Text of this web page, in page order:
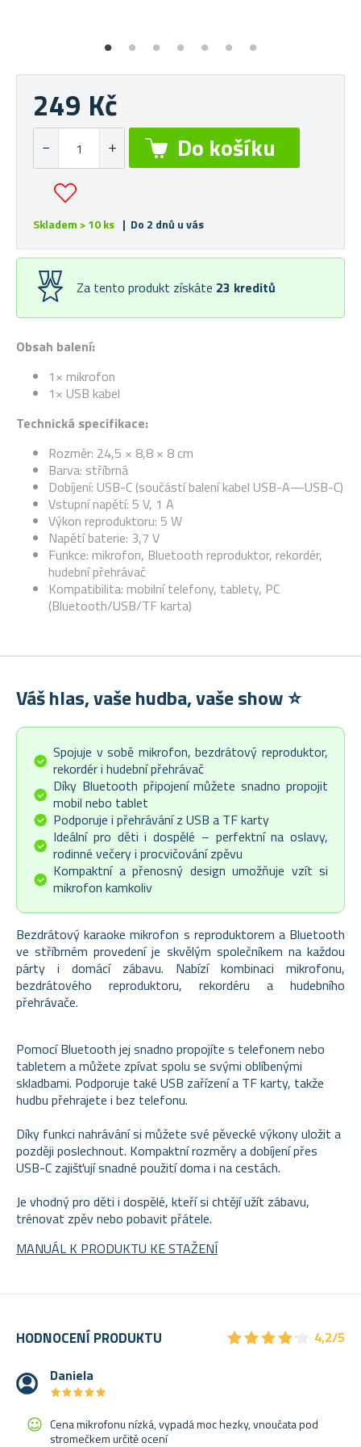
Obsah balení:
1× mikrofon
1× USB kabel
Technická specifikace:
Rozměr: 24,5 × 8,8 × 8 cm
Barva: stříbrná
Dobíjení: USB-C (součástí balení kabel USB-A—USB-C)
Vstupní napětí: 5 V, 1 A
Výkon reproduktoru: 5 W
Napětí baterie: 3,7 V
Funkce: mikrofon, Bluetooth reproduktor, rekordér,
hudební přehrávač
Kompatibilita: mobilní telefony, tablety, PC
(Bluetooth/USB/TF karta)
249 Kč
Skladem > 10 ks | Do 2 dnů u vás
Za tento produkt získáte 23 kreditů
Váš hlas, vaše hudba, vaše show ⭐
Spojuje v sobě mikrofon, bezdrátový reproduktor,
rekordér i hudební přehrávač
Díky Bluetooth připojení můžete snadno propojit
mobil nebo tablet
Podporuje i přehrávání z USB a TF karty
Ideální pro děti i dospělé – perfektní na oslavy,
rodinné večery i procvičování zpěvu
Kompaktní a přenosný design umožňuje vzít si
mikrofon kamkoliv
Bezdrátový karaoke mikrofon s reproduktorem a Bluetooth
ve stříbrném provedení je skvělým společníkem na každou
párty i domácí zábavu. Nabízí kombinaci mikrofonu,
bezdrátového reproduktoru, rekordéru a hudebního
přehrávače.
Pomocí Bluetooth jej snadno propojíte s telefonem nebo
tabletem a můžete zpívat spolu se svými oblíbenými
skladbami. Podporuje také USB zařízení a TF karty, takže
hudbu přehrajete i bez telefonu.
Díky funkci nahrávání si můžete své pěvecké výkony uložit a
později poslechnout. Kompaktní rozměry a dobíjení přes
USB-C zajišťují snadné použití doma i na cestách.
Je vhodný pro děti i dospělé, kteří si chtějí užít zábavu,
trénovat zpěv nebo pobavit přátele.
MANUÁL K PRODUKTU KE STAŽENÍ
HODNOCENÍ PRODUKTU ★★★★★
★★★★★
4,2/5
Daniela
★★★★★
★★★★★
Cena mikrofonu nízká, vypadá moc hezky, vnoučata pod
stromečkem určitě ocení